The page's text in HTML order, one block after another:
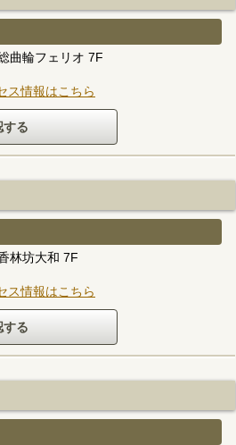
曲輪フェリオ 7F
ス情報はこちら
林坊大和 7F
ス情報はこちら